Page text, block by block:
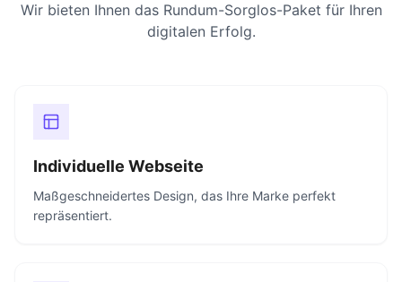
Wir bieten Ihnen das Rundum-Sorglos-Paket für Ihren
digitalen Erfolg.
Individuelle Webseite
Maßgeschneidertes Design, das Ihre Marke perfekt
repräsentiert.